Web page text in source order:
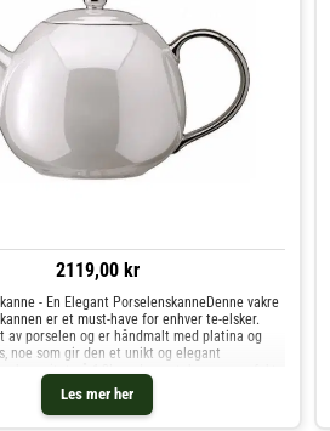
2119,00 kr
Les mer her
- En Elegant PorselenskanneDenne vakre
er et must-have for enhver te-elsker.
av porselen og er håndmalt med platina og
noe som gir den et unikt og elegant
kapasitet på 1,3L er denne tekannen perfekt
mengder te til deg selv eller for å dele med
Den måler 16x25x25cm, noe som gjør den til
tillegg til ditt tesett.Uansett om du nyter en